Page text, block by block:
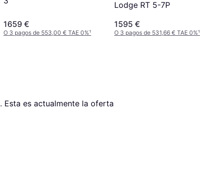
1659 €
O 3 pagos de 553,00 € TAE 0%¹
Lodge RT 5-7P
1595 €
O 3 pagos de 531,66 € TAE 0%¹
. Esta es actualmente la oferta